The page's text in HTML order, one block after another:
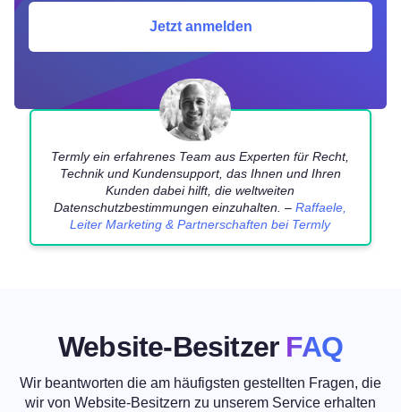
Jetzt anmelden
Termly ein erfahrenes Team aus Experten für Recht,
Technik und Kundensupport, das Ihnen und Ihren
Kunden dabei hilft, die weltweiten
Datenschutzbestimmungen einzuhalten. –Raffaele,
Leiter Marketing & Partnerschaften bei Termly
Website-Besitzer FAQ
Wir beantworten die am häufigsten gestellten Fragen, die
wir von Website-Besitzern zu unserem Service erhalten